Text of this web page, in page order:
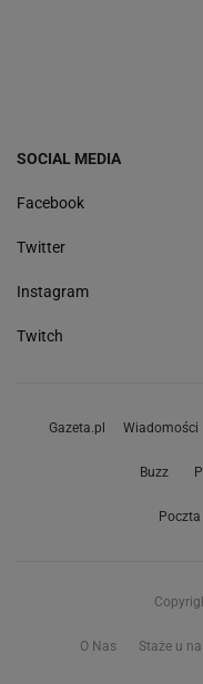
SOCIAL MEDIA
Facebook
Twitter
Instagram
Twitch
Gazeta.pl Wiadomości
Buzz
Poczta
O Nas Staże u